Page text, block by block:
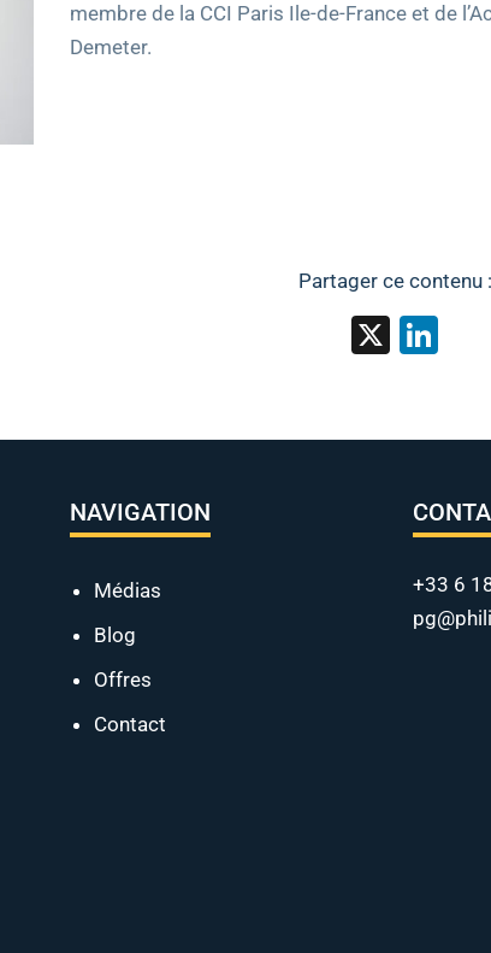
membre de la CCI Paris Ile-de-France et de
Demeter.
Partager ce contenu :
X
NAVIGATION
Médias
Blog
Offres
Contact
+33 6